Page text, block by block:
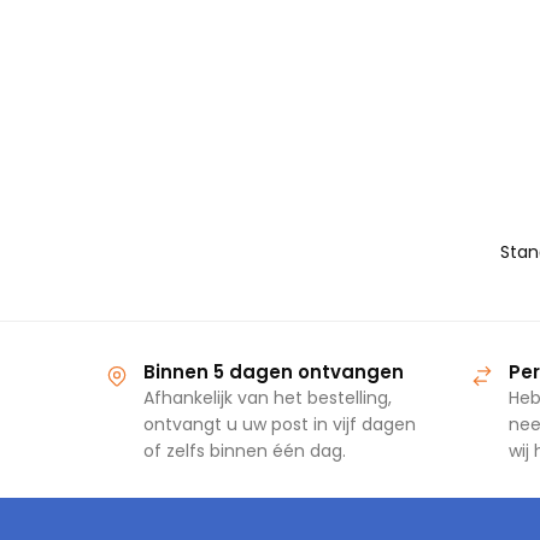
Binnen 5 dagen ontvangen
Afhankelijk van het bestelling,
ontvangt u uw post in vijf dagen
of zelfs binnen één dag.
wij